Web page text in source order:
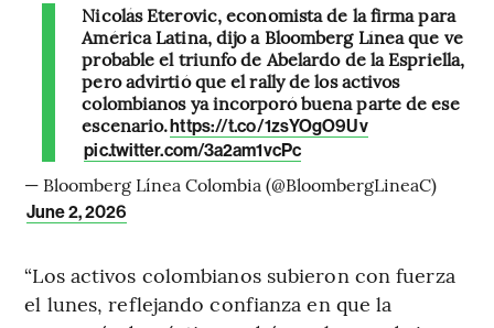
Nicolás Eterovic, economista de la firma para
América Latina, dijo a Bloomberg Línea que ve
probable el triunfo de Abelardo de la Espriella,
pero advirtió que el rally de los activos
colombianos ya incorporó buena parte de ese
escenario.https://t.co/1zsYOgO9Uv
pic.twitter.com/3a2am1vcPc
— Bloomberg Línea Colombia (@BloombergLineaC)
June 2, 2026
“Los activos colombianos subieron con fuerza
el lunes, reflejando confianza en que la